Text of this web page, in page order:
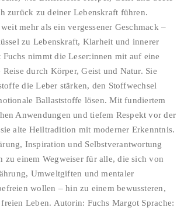
zurück zu deiner Lebenskraft führen.
mehr als ein vergessener Geschmack –
zu Lebenskraft, Klarheit und innerer
Fuchs nimmt die Leser:innen mit auf eine
Reise durch Körper, Geist und Natur. Sie
die Leber stärken, den Stoffwechsel
Ballaststoffe lösen. Mit fundiertem
Anwendungen und tiefem Respekt vor der
alte Heiltradition mit moderner Erkenntnis.
Inspiration und Selbstverantwortung
zu einem Wegweiser für alle, die sich von
Umweltgiften und mentaler
wollen – hin zu einem bewussteren,
Leben. Autorin: Fuchs Margot Sprache: